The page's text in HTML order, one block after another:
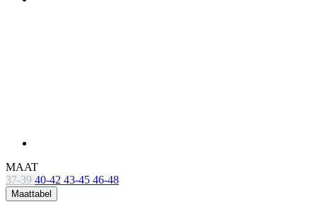
Op voorraad > 5 pcsvoor verzending binnen 1 dag
Prijs10,90 €
IN WINKELMAND